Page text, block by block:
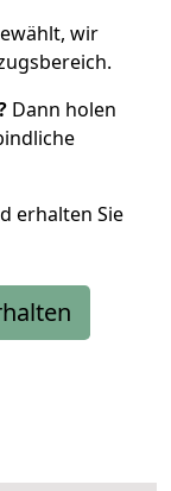
wir
Dann holen
erhalten Sie